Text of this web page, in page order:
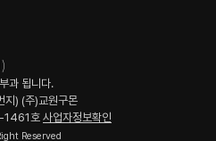
과 됩니다.
지) (주)교원구몬
1461호 사업자정보확인
Reserved